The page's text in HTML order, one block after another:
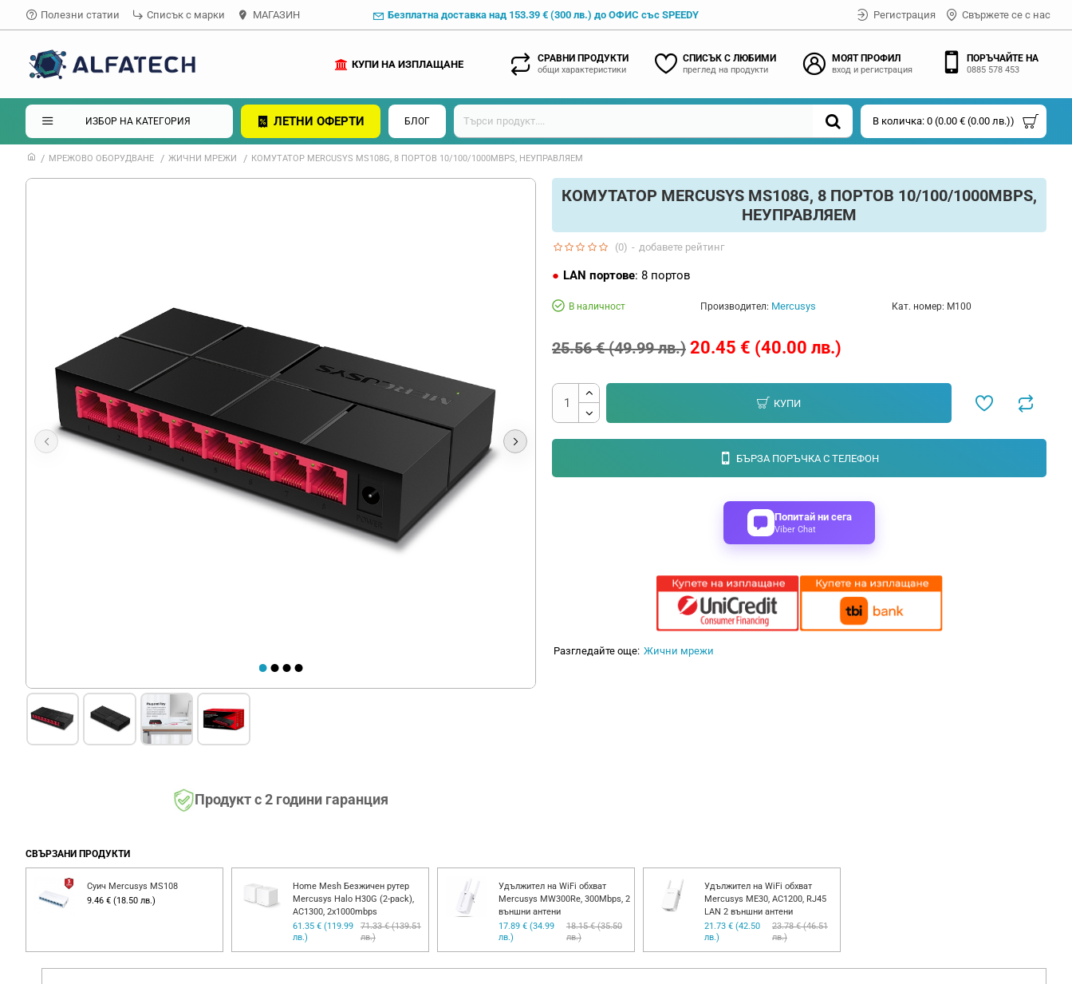
Полезни статии Списък с марки МАГАЗИН Безплатна доставка над 153.39 € (300 лв.) до ОФИС със SPEEDY Регистрация Свържете се с нас
СРАВНИ ПРОДУКТИ
общи характеристики
СПИСЪК С ЛЮБИМИ
преглед на продукти
МОЯТ ПРОФИЛ
вход и регистрация
ПОРЪЧАЙТЕ НА
0885 578 453
КУПИ НА ИЗПЛАЩАНЕ
ИЗБОР НА КАТЕГОРИЯ ЛЕТНИ ОФЕРТИ БЛОГ В количка: 0 (0.00 € (0.00 лв.))
МРЕЖОВО ОБОРУДВАНЕ ЖИЧНИ МРЕЖИ КОМУТАТОР MERCUSYS MS108G, 8 ПОРТОВ 10/100/1000MBPS, НЕУПРАВЛЯЕМ
Продукт с 2 години гаранция
КОМУТАТОР MERCUSYS MS108G, 8 ПОРТОВ 10/100/1000MBPS,
НЕУПРАВЛЯЕМ
LAN портове: 8 портов
В наличност Производител: Mercusys Кат. номер: M100
(0) - добавете рейтинг
20.45 € (40.00 лв.)
25.56 € (49.99 лв.)
КУПИ
БЪРЗА ПОРЪЧКА С ТЕЛЕФОН
Попитай ни сега
Viber Chat
Разгледайте още: Жични мрежи
СВЪРЗАНИ ПРОДУКТИ
Суич Mercusys MS108
9.46 € (18.50 лв.)
Home Mesh Безжичен рутер
Mercusys Halo H30G (2-pack),
AC1300, 2x1000mbps
61.35 € (119.99
лв.)
71.33 € (139.51
лв.)
Удължител на WiFi обхват
Mercusys MW300Re, 300Mbps, 2
външни антени
17.89 € (34.99
лв.)
18.15 € (35.50
лв.)
Удължител на WiFi обхват
Mercusys ME30, AC1200, RJ45
LAN 2 външни антени
21.73 € (42.50
лв.)
23.78 € (46.51
лв.)